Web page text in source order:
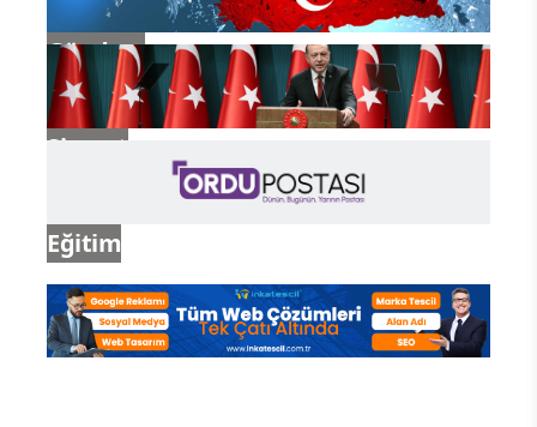
Gündem
Siyaset
Eğitim